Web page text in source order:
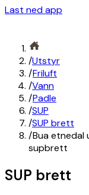
Last ned app
/Utstyr
/Friluft
/Vann
/Padle
/SUP
/SUP brett
/Bua
supbrett
SUP brett